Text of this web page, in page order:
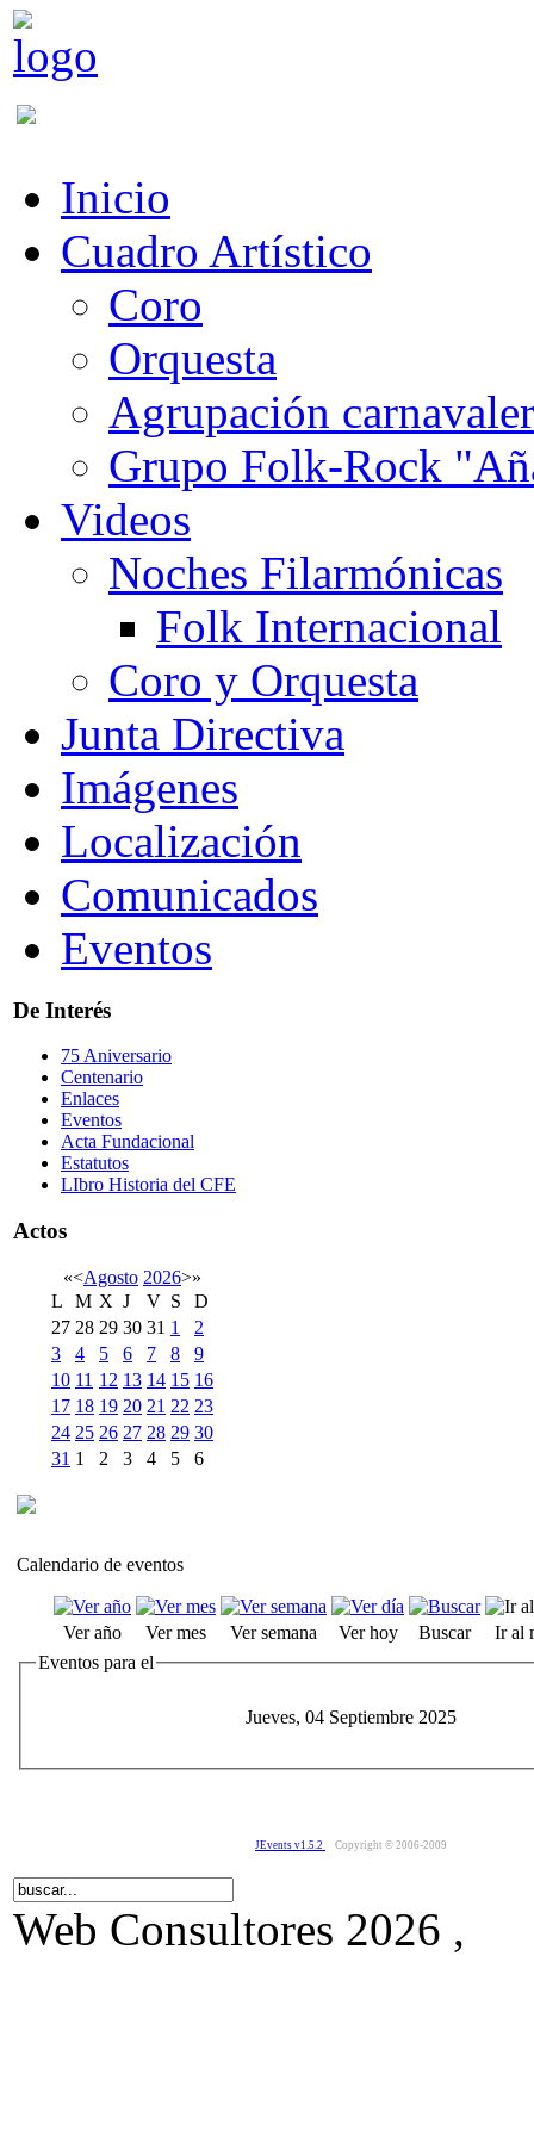
Inicio
Cuadro Artístico
Coro
Orquesta
Agrupación
Grupo Folk-Rock
Videos
Noches Filarmónicas
Folk Internacional
Coro y Orquesta
Junta Directiva
Imágenes
Localización
Comunicados
Eventos
De Interés
75 Aniversario
Centenario
Enlaces
Eventos
Acta Fundacional
Estatutos
LIbro Historia del CFE
Actos
«<Agosto 2026>»
L
M X J V S
D
27 28 29 30 31 1
2
3
4 5 6 7 8
9
10 11 12 13 14 15 16
17 18 19 20 21 22 23
24 25 26 27 28 29 30
31 1 2 3 4 5 6
Calendario de eventos
Ver año Ver mes Ver semana Ver hoy Buscar
Ir al
Eventos para el
Jueves, 04 Septiembre 2025
JEvents v1.5.2 Copyright © 2006-2009
Web Consultores 2026 ,